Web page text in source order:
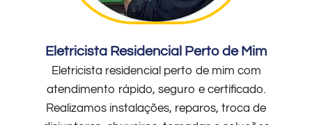
Eletricista Residencial Perto de Mim
Eletricista residencial perto de mim com
atendimento rápido, seguro e certificado.
Realizamos instalações, reparos, troca de